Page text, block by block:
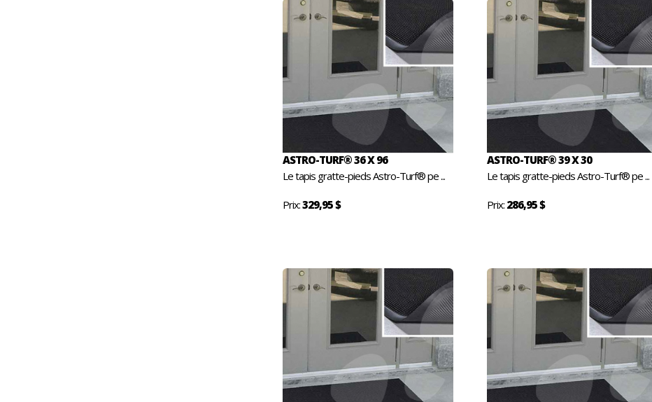
ASTRO-TURF® 36 X 96
Le tapis gratte-pieds Astro-Turf® pe ...
Prix:329,95 $
ASTRO-TURF® 39 X 30
Le tapis gratte-pieds Astro-Turf® pe ...
Prix: 286,95 $